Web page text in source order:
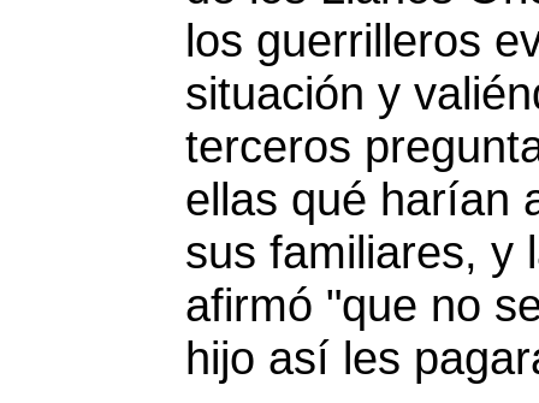
los guerrilleros
situación y
terceros
ellas qué harían
sus familiares, y
afirmó "que no
hijo así les